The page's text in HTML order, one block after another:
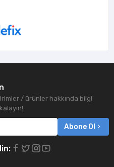
/ ürünler hakkında bilgi
Abone Ol